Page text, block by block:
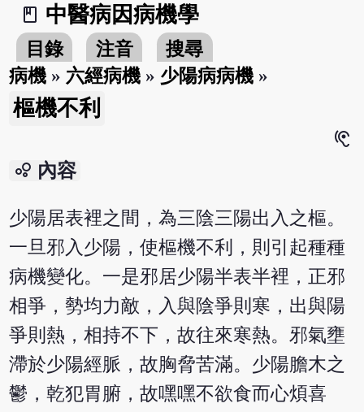
book_2
中醫病因病機學
目錄 注音
搜尋
病機 » 六經病機 » 少陽病病機 »
樞機不利
hearing
bubble_chart 內容
少陽居表裡之間，為三陰三陽出入之樞。
一旦邪入少陽，使樞機不利，則引起種種
病機變化。一是邪居少陽半表半裡，正邪
相爭，勢均力敵，入與陰爭則寒，出與陽
爭則熱，相持不下，故往來寒熱。邪氣壅
滯於少陽經脈，故胸脅苦滿。少陽膽木之
鬱，乾犯胃腑，故嘿嘿不欲食而心煩喜